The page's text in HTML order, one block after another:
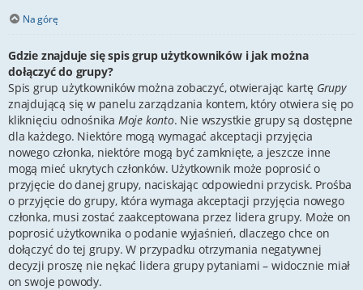
Na górę
Gdzie znajduje się spis grup użytkowników i jak można
dołączyć do grupy?
Spis grup użytkowników można zobaczyć, otwierając kartę Grupy
znajdującą się w panelu zarządzania kontem, który otwiera się po
kliknięciu odnośnika Moje konto. Nie wszystkie grupy są dostępne
dla każdego. Niektóre mogą wymagać akceptacji przyjęcia
nowego członka, niektóre mogą być zamknięte, a jeszcze inne
mogą mieć ukrytych członków. Użytkownik może poprosić o
przyjęcie do danej grupy, naciskając odpowiedni przycisk. Prośba
o przyjęcie do grupy, która wymaga akceptacji przyjęcia nowego
członka, musi zostać zaakceptowana przez lidera grupy. Może on
poprosić użytkownika o podanie wyjaśnień, dlaczego chce on
dołączyć do tej grupy. W przypadku otrzymania negatywnej
decyzji proszę nie nękać lidera grupy pytaniami – widocznie miał
on swoje powody.